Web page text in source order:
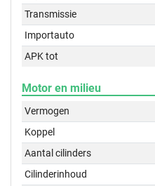
Transmissie
Importauto
APK tot
Motor en milieu
Vermogen
Koppel
Aantal cilinders
Cilinderinhoud